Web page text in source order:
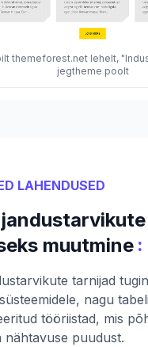
themeforest.net lehelt,
jegtheme poolt
LAHENDUSED
muutmine :
tarnijad
nagu
tööriistad, mis
nähtavuse puudust.